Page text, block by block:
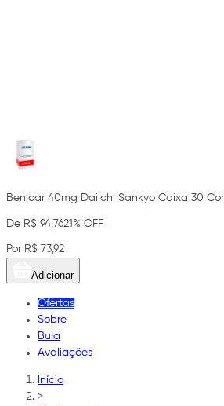
Benicar 40mg Daiichi Sankyo Caixa 30
De R$ 94,7621% OFF
Por R$ 73,92
Adicionar
Ofertas
Sobre
Bula
Avaliações
Início
>